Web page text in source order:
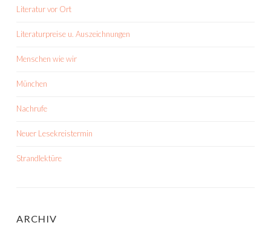
Literatur vor Ort
Literaturpreise u. Auszeichnungen
Menschen wie wir
München
Nachrufe
Neuer Lesekreistermin
Strandlektüre
ARCHIV